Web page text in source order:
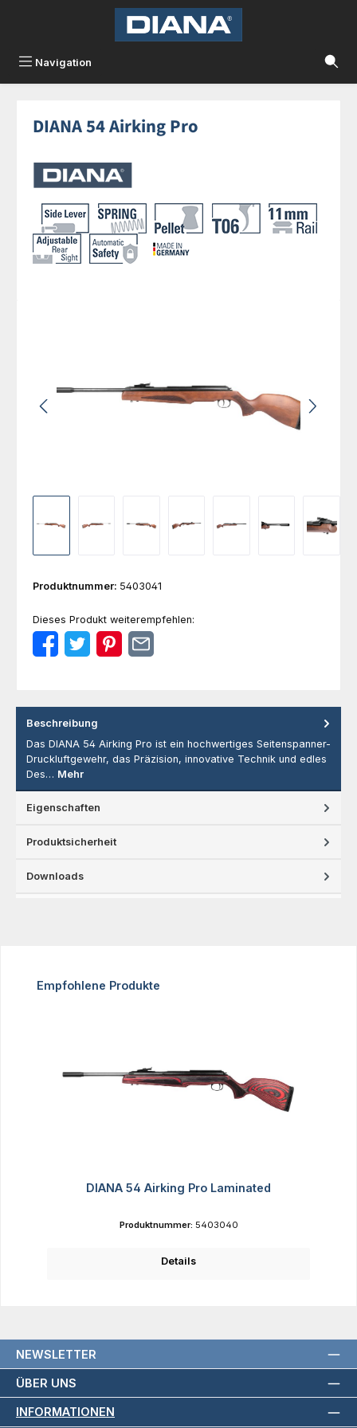
Zum Hauptinhalt springen
Navigation
DIANA 54 Airking Pro
Produktnummer: 5403041
Dieses Produkt weiterempfehlen:
Beschreibung
Das DIANA 54 Airking Pro ist ein hochwertiges Seitenspanner-
Druckluftgewehr, das Präzision, innovative Technik und edles
Des… Mehr
Eigenschaften
Produktsicherheit
Downloads
Produktgalerie überspringen
Empfohlene Produkte
DIANA 54 Airking Pro Laminated
Produktnummer: 5403040
Details
NEWSLETTER
ÜBER UNS
INFORMATIONEN